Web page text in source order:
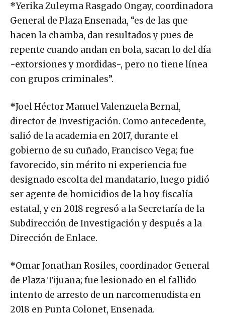
*Yerika Zuleyma Rasgado Ongay, coordinadora
General de Plaza Ensenada, “es de las que
hacen la chamba, dan resultados y pues de
repente cuando andan en bola, sacan lo del día
-extorsiones y mordidas-, pero no tiene línea
con grupos criminales”.
*Joel Héctor Manuel Valenzuela Bernal,
director de Investigación. Como antecedente,
salió de la academia en 2017, durante el
gobierno de su cuñado, Francisco Vega; fue
favorecido, sin mérito ni experiencia fue
designado escolta del mandatario, luego pidió
ser agente de homicidios de la hoy fiscalía
estatal, y en 2018 regresó a la Secretaría de la
Subdirección de Investigación y después a la
Dirección de Enlace.
*Omar Jonathan Rosiles, coordinador General
de Plaza Tijuana; fue lesionado en el fallido
intento de arresto de un narcomenudista en
2018 en Punta Colonet, Ensenada.